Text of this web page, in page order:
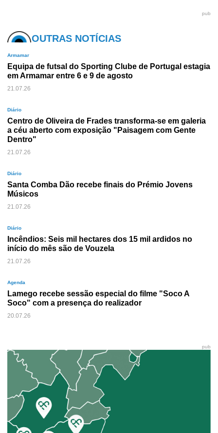
pub
OUTRAS NOTÍCIAS
Armamar
Equipa de futsal do Sporting Clube de Portugal estagia
em Armamar entre 6 e 9 de agosto
21.07.26
Diário
Centro de Oliveira de Frades transforma-se em galeria
a céu aberto com exposição "Paisagem com Gente
Dentro"
21.07.26
Diário
Santa Comba Dão recebe finais do Prémio Jovens
Músicos
21.07.26
Diário
Incêndios: Seis mil hectares dos 15 mil ardidos no
início do mês são de Vouzela
21.07.26
Agenda
Lamego recebe sessão especial do filme "Soco A
Soco" com a presença do realizador
20.07.26
pub